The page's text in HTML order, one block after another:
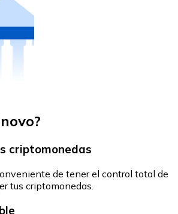
criptomonedas
de tener el control total de
tus criptomonedas.